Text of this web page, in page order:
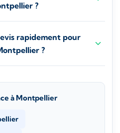
?
rapidement pour
?
à Montpellier